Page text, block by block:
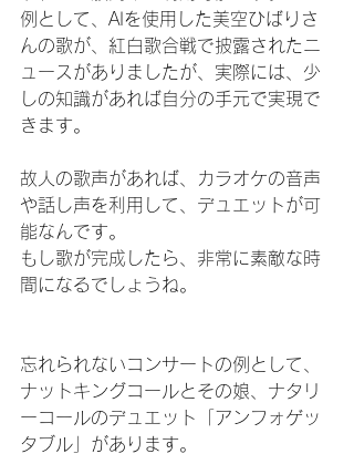
例として、AIを使用した美空ひばりさ
んの歌が、紅白歌合戦で披露されたニ
ュースがありましたが、実際には、少
しの知識があれば自分の手元で実現で
きます。
故人の歌声があれば、カラオケの音声
や話し声を利用して、デュエットが可
能なんです。
もし歌が完成したら、非常に素敵な時
間になるでしょうね。
忘れられないコンサートの例として、
ナットキングコールとその娘、ナタリ
ーコールのデュエット「アンフォゲッ
タブル」があります。